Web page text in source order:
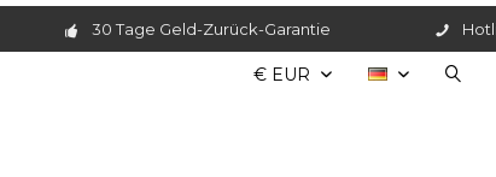
30 Tage Geld-Zurück-Garantie